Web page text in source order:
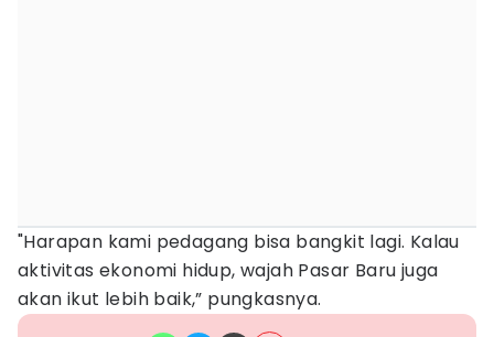
"Harapan kami pedagang bisa bangkit lagi. Kalau
aktivitas ekonomi hidup, wajah Pasar Baru juga
akan ikut lebih baik,” pungkasnya.